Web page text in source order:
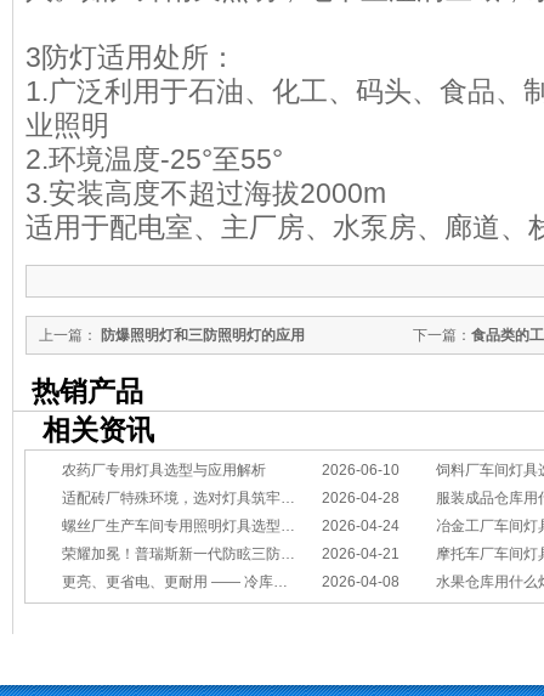
3防灯适用处所：
1.广泛利用于石油、化工、码头、食品、
业照明
2.环境温度-25°至55°
3.安装高度不超过海拔2000m
适用于配电室、主厂房、水泵房、廊道、
下一篇： 食品类的
上一篇： 防爆照明灯和三防照明灯的应用
热销产品
相关资讯
2026-06-10
农药厂专用灯具选型与应用解析
饲料厂车间灯具
2026-04-28
适配砖厂特殊环境，选对灯具筑牢生产安全线
服装成品仓库用
2026-04-24
螺丝厂生产车间专用照明灯具选型方案
冶金工厂车间灯具选型指南：
2026-04-21
荣耀加冕！普瑞斯新一代防眩三防灯BC-L斩获2026阿拉丁神灯奖
摩托车厂车间灯具怎么选？
2026-04-08
更亮、更省电、更耐用 —— 冷库照明优选 水果仓库用什么